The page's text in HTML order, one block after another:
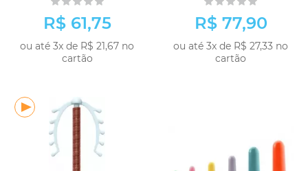
R$ 61,75
ou até 3x de R$ 21,67 no
cartão
R$ 77,90
ou até 3x de R$ 27,33 no
cartão